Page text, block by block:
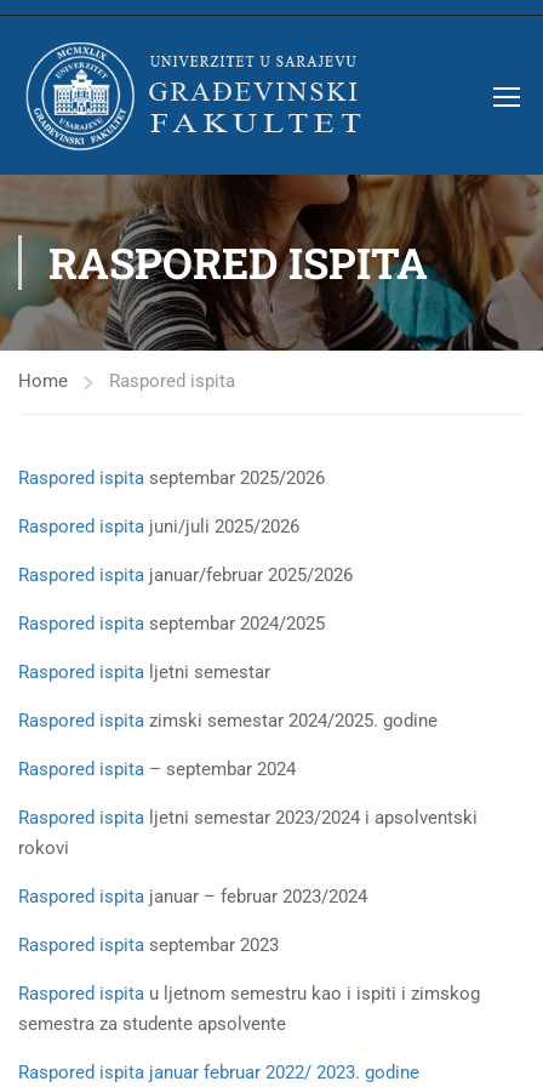
RASPORED ISPITA
Home Raspored ispita
Raspored ispita septembar 2025/2026
Raspored ispita juni/juli 2025/2026
Raspored ispita januar/februar 2025/2026
Raspored ispita septembar 2024/2025
Raspored ispita ljetni semestar
Raspored ispita zimski semestar 2024/2025. godine
Raspored ispita – septembar 2024
Raspored ispita ljetni semestar 2023/2024 i apsolventski
rokovi
Raspored ispita januar – februar 2023/2024
Raspored ispita septembar 2023
Raspored ispita u ljetnom semestru kao i ispiti i zimskog
semestra za studente apsolvente
Raspored ispita januar februar 2022/ 2023. godine